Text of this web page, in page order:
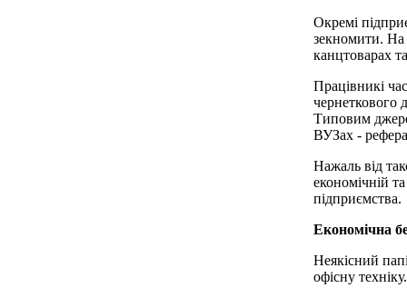
Окремі
зекномити.
канцтоварах
Працівникі
чернеткового
Типовим
ВУЗах -
Нажаль від
економічній
підприємства.
Економічна
Неякісний
офісну техніку.